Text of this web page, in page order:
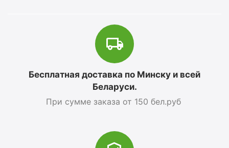
Бесплатная доставка по Минску и всей
Беларуси.
При сумме заказа от 150 бел.руб